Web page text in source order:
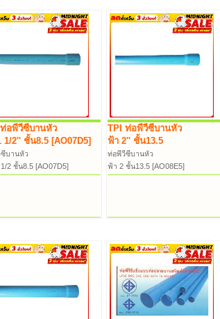
อพีวีซีบานหัว
1/2'' ชั้น8.5 [AO07D5]
บานหัว
2 ชั้น8.5 [AO07D5]
TPI ท่อพีวีซีบานหัว
ฟ้า 2'' ชั้น13.5
ท่อพีวีซีบานหัว
ฟ้า 2 ชั้น13.5 [AO08E5]